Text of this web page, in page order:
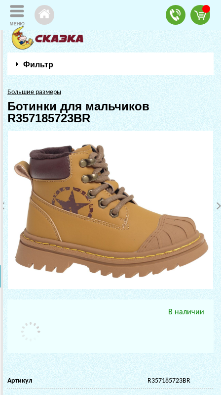
Фильтр
Большие размеры
Ботинки для мальчиков
R357185723BR
В наличии
Артикул R357185723BR